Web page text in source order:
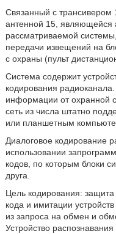
Связанный с трансивером
антенной 15, являющейся
рассматриваемой
передачи извещений на
с охраны (пульт
Система содержит
кодирования
информации от охранной
сеть из числа штатно
или планшетным
Диалоговое кодирование
использовании
кодов, по которым блоки
друга.
Цель кодирования:
кода и имитации
из запроса на обмен и
Устройство